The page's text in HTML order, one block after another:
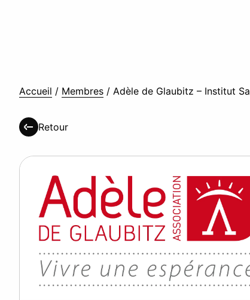
Accueil / Membres / Adèle de Glaubitz – Institut
Retour